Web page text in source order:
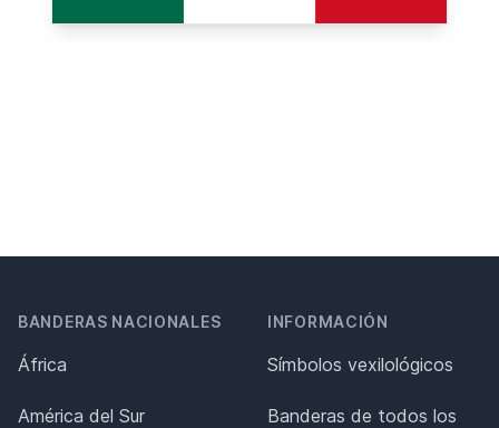
BANDERAS NACIONALES
África
América del Sur
INFORMACIÓN
Símbolos vexilológicos
Banderas de todos los